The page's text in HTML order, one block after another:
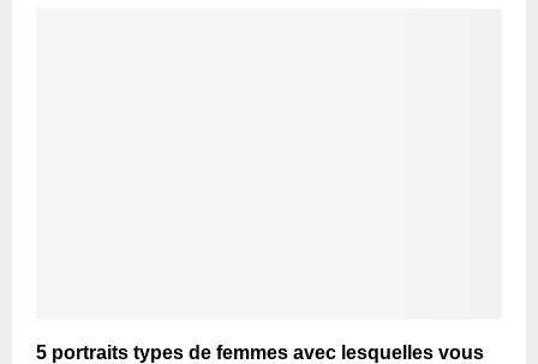
5 portraits types de femmes avec lesquelles vous